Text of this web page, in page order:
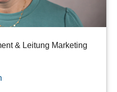
& Leitung Marketing